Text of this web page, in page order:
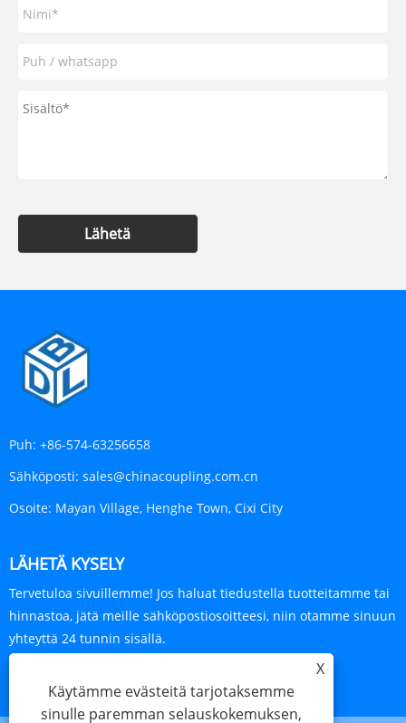
Lähetä
Puh: +86-574-63256658
Sähköposti: sales@chinacoupling.com.cn
Osoite: Mayan Village, Henghe Town, Cixi City
LÄHETÄ KYSELY
Tervetuloa sivuillemme! Jos haluat tiedustella tuotteitamme tai
hinnastoa, jätä meille sähköpostiosoitteesi, niin otamme sinuun
yhteyttä 24 tunnin sisällä.
X
Käytämme evästeitä tarjotaksemme
sinulle paremman selauskokemuksen,